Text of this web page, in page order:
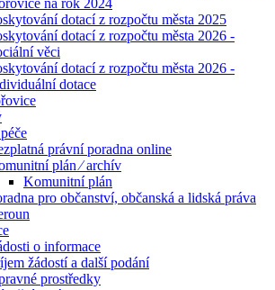
na rok 2024
dotací z rozpočtu města 2025
dotací z rozpočtu města 2026 -
věci
dotací z rozpočtu města 2026 -
dotace
právní poradna online
plán ⁄ archív
Komunitní plán
pro občanství, občanská a lidská práva
o informace
žádostí a další podání
prostředky